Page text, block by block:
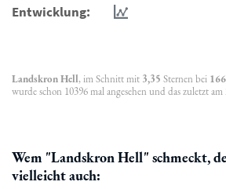
Entwicklung:
Landskron Hell, im Schnitt mit 3,35 Sternen bei 166
wurde schon 10396 mal angesehen und das zuletzt
Wem "Landskron Hell" schmeckt,
vielleicht auch: